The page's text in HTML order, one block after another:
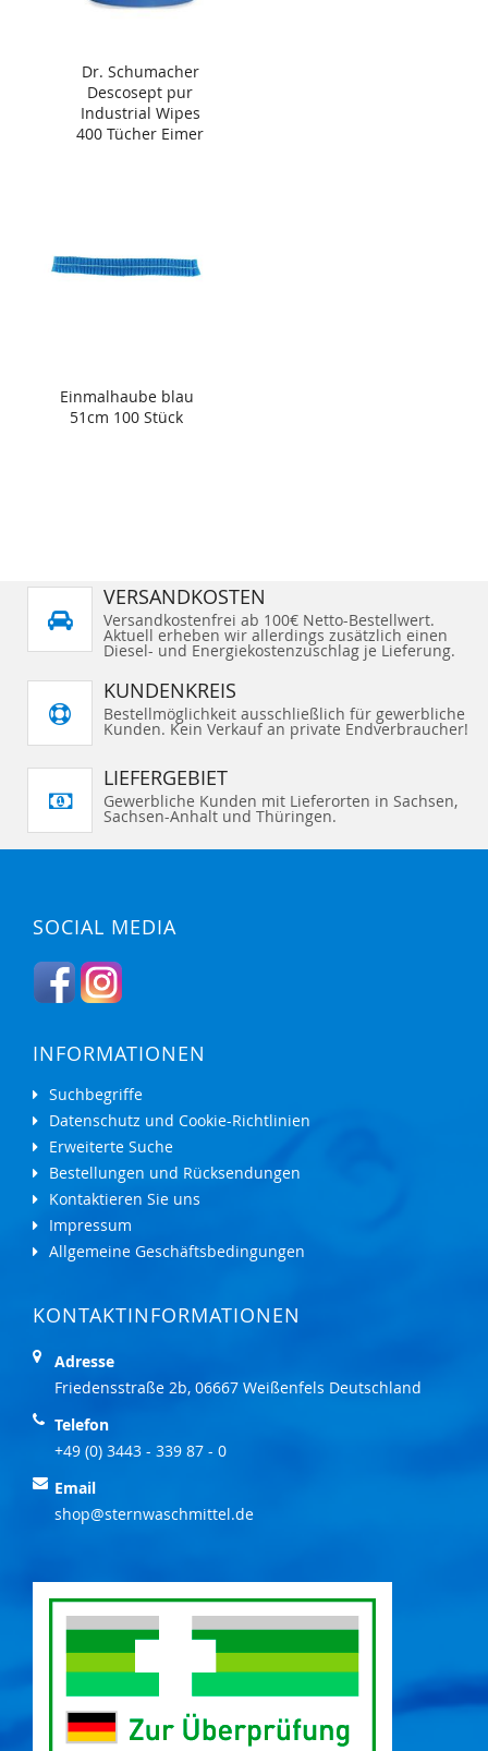
Dr. Schumacher
Descosept pur
Industrial Wipes
400 Tücher Eimer
Einmalhaube blau
51cm 100 Stück
VERSANDKOSTEN
Versandkostenfrei ab 100€ Netto-Bestellwert.
Aktuell erheben wir allerdings zusätzlich einen
Diesel- und Energiekostenzuschlag je Lieferung.
KUNDENKREIS
Bestellmöglichkeit ausschließlich für gewerbliche
Kunden. Kein Verkauf an private Endverbraucher!
LIEFERGEBIET
Gewerbliche Kunden mit Lieferorten in Sachsen,
Sachsen-Anhalt und Thüringen.
SOCIAL MEDIA
INFORMATIONEN
Suchbegriffe
Datenschutz und Cookie-Richtlinien
Erweiterte Suche
Bestellungen und Rücksendungen
Kontaktieren Sie uns
Impressum
Allgemeine Geschäftsbedingungen
KONTAKTINFORMATIONEN
Adresse
Friedensstraße 2b, 06667 Weißenfels Deutschland
Telefon
+49 (0) 3443 - 339 87 - 0
Email
shop@sternwaschmittel.de